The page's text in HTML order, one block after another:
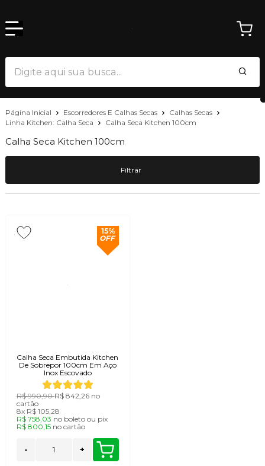
Página Inicial Escorredores E Calhas Secas
Calhas Secas
Linha Kitchen: Calha Seca
Calha Seca Kitchen 100cm
Calha Seca Kitchen 100cm
Filtrar
15%
OFF
Calha Seca Embutida Kitchen
De Sobrepor 100cm Em Aço
Inox Escovado
R$ 990,90R$ 842,26 no
cartão
8x R$ 105,28
R$ 758,03 no boletoou pix
R$ 800,15 no cartão
- +